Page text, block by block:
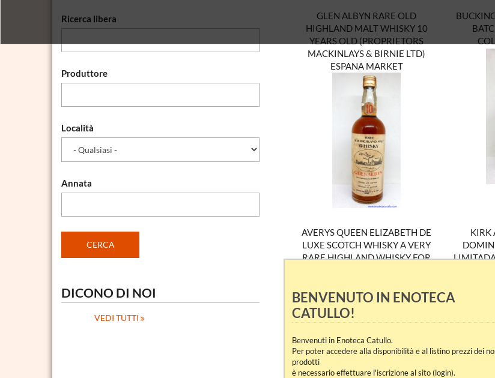
Ricerca libera
Produttore
Località
Annata
DICONO DI NOI
VEDI TUTTI
GLEN ALBYN RARE OLD
HIGHLAND MALT WHISKY 10
YEARS OLD (PROPRIETORS
MACKINLAYS & BIRNIE LTD)
ESPANA MARKET
AVERYS QUEEN ELIZABETH DE
LUXE SCOTCH WHISKY A VERY
RARE HIGHLAND WHISKY FOR
KIRK
BENVENUTO IN ENOTECA
CATULLO!
Benvenuti in Enoteca Catullo.
Per poter accedere alla disponibilità e al listino prezzi dei
prodotti
è necessario effettuare l'iscrizione al sito (login).